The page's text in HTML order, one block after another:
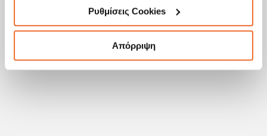
Ρυθμίσεις Cookies
Απόρριψη